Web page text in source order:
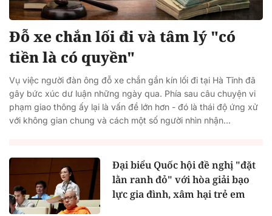
Đỗ xe chắn lối đi và tâm lý "có
tiền là có quyền"
Vụ việc người đàn ông đỗ xe chắn gần kín lối đi tại Hà Tĩnh đã
gây bức xúc dư luận những ngày qua. Phía sau câu chuyện vi
phạm giao thông ấy lại là vấn đề lớn hơn - đó là thái độ ứng xử
với không gian chung và cách một số người nhìn nhận...
Đại biểu Quốc hội đề nghị "đặt
lằn ranh đỏ" với hòa giải bạo
lực gia đình, xâm hại trẻ em